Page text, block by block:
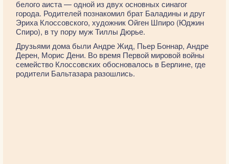
белого аиста — одной из двух основных синагог
города. Родителей познакомил брат Баладины и друг
Эриха Клоссовского, художник Ойген Шпиро (Юджин
Спиро), в ту пору муж Тиллы Дюрье.
Друзьями дома были Андре Жид, Пьер Боннар, Андре
Дерен, Морис Дени. Во время Первой мировой войны
семейство Клоссовских обосновалось в Берлине, где
родители Бальтазара разошлись.